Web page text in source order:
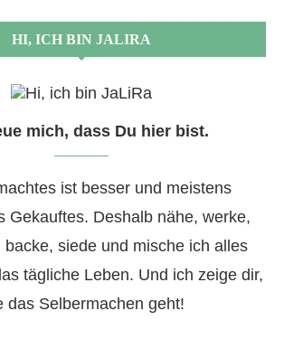
HI, ICH BIN JALIRA
mich, dass Du hier bist.
ist besser und meistens
Gekauftes. Deshalb nähe, werke,
backe, siede und mische ich alles
tägliche Leben. Und ich zeige dir,
das Selbermachen geht!